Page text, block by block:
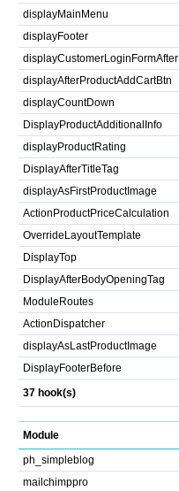
displayMainMenu
displayFooter
displayCustomerLoginFormAfter
displayAfterProductAddCartBtn
displayCountDown
DisplayProductAdditionalInfo
displayProductRating
DisplayAfterTitleTag
displayAsFirstProductImage
ActionProductPriceCalculation
OverrideLayoutTemplate
DisplayTop
DisplayAfterBodyOpeningTag
ModuleRoutes
ActionDispatcher
displayAsLastProductImage
DisplayFooterBefore
37 hook(s)
Module
ph_simpleblog
mailchimppro